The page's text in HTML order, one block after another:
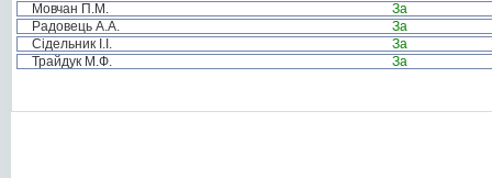
Мовчан П.М.
За
Радовець А.А.
За
Сідельник І.І.
За
Трайдук М.Ф.
За